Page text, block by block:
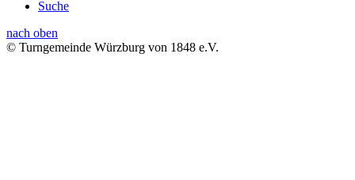
Suche
nach oben
© Turngemeinde Würzburg von 1848 e.V.